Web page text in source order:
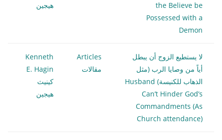
the Believe be
Possessed with a
Demon
هيجين
لا يستطيع الزوج أن يبطل
أياً من وصايا الرب (مثل
الذهاب للكنيسة) Husband
Can’t Hinder God’s
Commandments (As
Church attendance)
Articles
مقالات
Kenneth
E. Hagin
كينيث
هيجين